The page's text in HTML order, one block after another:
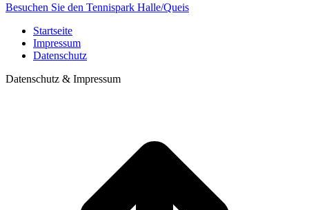
Besuchen Sie den Tennispark Halle/Queis
Startseite
Impressum
Datenschutz
Datenschutz & Impressum